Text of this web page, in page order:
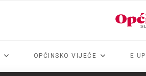
OPĆINSKO VIJEĆE E-